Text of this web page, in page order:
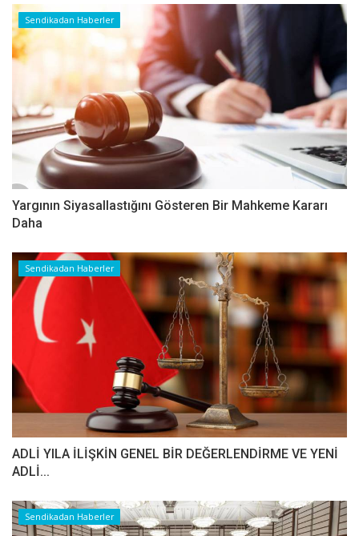
Sendikadan Haberler
Yargının Siyasallastığını Gösteren Bir Mahkeme Kararı
Daha
Sendikadan Haberler
ADLİ YILA İLİŞKİN GENEL BİR DEĞERLENDİRME VE YENİ
ADLİ...
Sendikadan Haberler